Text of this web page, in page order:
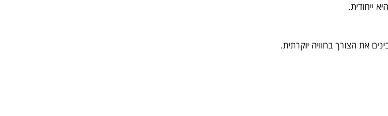
ייחודית.
את הצורך בחוויה יוקרתית.